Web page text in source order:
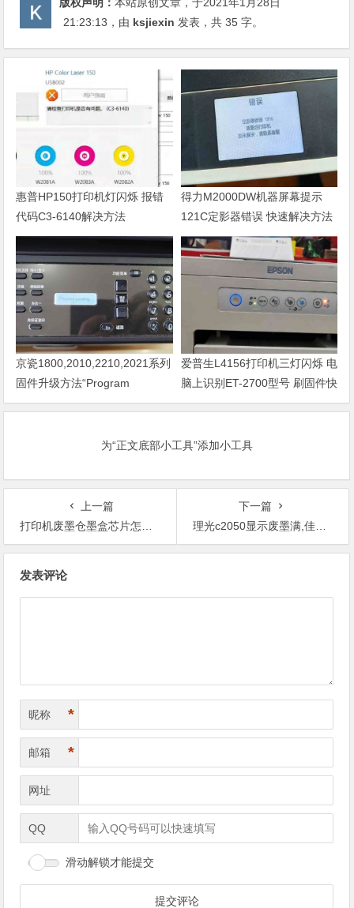
版权声明：本站原创文章，于2021年1月28日
21:23:13 ，由 ksjiexin 发表，共 35 字。
惠普HP150打印机灯闪烁 报错
代码C3-6140解决方法
得力M2000DW机器屏幕提示
121C定影器错误 快速解决方法
京瓷1800,2010,2210,2021系列
固件升级方法“Program
Loading或者卡LOGO
爱普生L4156打印机三灯闪烁 电
脑上识别ET-2700型号 刷固件快
速解决问题
为“正文底部小工具”添加小工具
上一篇
打印机废墨仓墨盒芯片怎么清洗,佳能ip90打印机废墨清零
下一篇
理光c2050显示废墨满,佳能2580打印机废墨怎么清零?
发表评论
昵称 *
邮箱 *
网址
QQ
滑动解锁才能提交